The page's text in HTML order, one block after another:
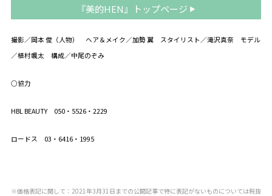
『美的HEN』トップページ
撮影／岡本 俊（人物） ヘア＆メイク／加勢 翼 スタイリスト／滝沢真奈 モデル
／植村颯太 構成／中尾のぞみ
○協力
HBL BEAUTY 050・5526・2229
ロードス 03・6416・1995
※価格表記に関して：2021年3月31日までの公開記事で特に表記がないものについては税抜